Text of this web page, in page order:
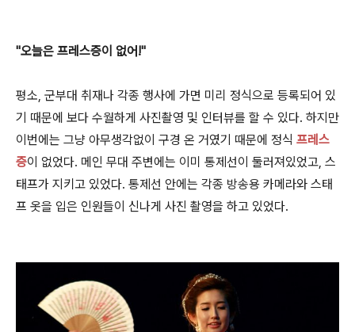
"오늘은 프레스증이 없어!"
평소, 군부대 취재나 각종 행사에 가면 미리 정식으로 등록되어 있
기 때문에 보다 수월하게 사진촬영 및 인터뷰를 할 수 있다. 하지만
이번에는 그냥 아무생각없이 구경 온 거였기 때문에 정식 프레스
증이 없었다. 메인 무대 주변에는 이미 통제선이 둘러져있었고, 스
태프가 지키고 있었다. 통제선 안에는 각종 방송용 카메라와 스태
프 옷을 입은 인원들이 신나게 사진 촬영을 하고 있었다.